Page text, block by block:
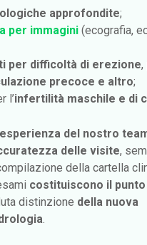
approfondite;
per immagini (ecografia,
per difficoltà di erezione,
precoce e altro;
l’infertilità maschile e di
del nostro
delle visite,
della cartella
costituiscono il punto
distinzione della nuova
.